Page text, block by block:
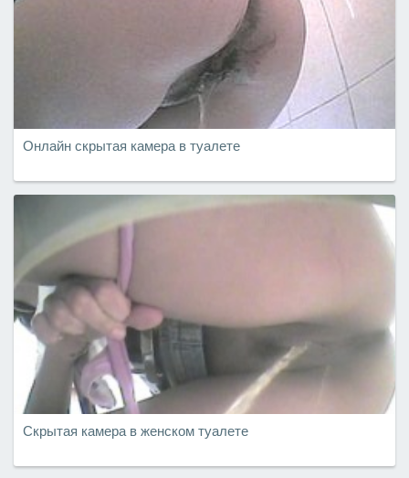
Онлайн скрытая камера в туалете
Скрытая камера в женском туалете